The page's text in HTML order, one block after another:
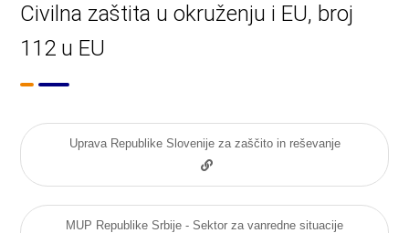
Civilna zaštita u okruženju i EU, broj
112 u EU
Uprava Republike Slovenije za zaščito in reševanje
MUP Republike Srbije - Sektor za vanredne situacije